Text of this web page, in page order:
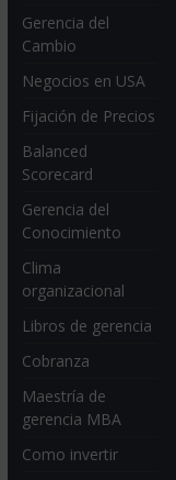
Gerencia del
Cambio
Negocios en USA
Fijación de Precios
Balanced
Scorecard
Gerencia del
Conocimiento
Clima
organizacional
Libros de gerencia
Cobranza
Maestría de
gerencia MBA
Como invertir